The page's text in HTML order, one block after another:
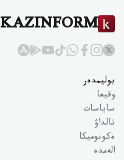
KAZINFORM
بوليمدەر
وقيعا
ساياسات
تالداۋ
ەكونوميكا
الەمدە